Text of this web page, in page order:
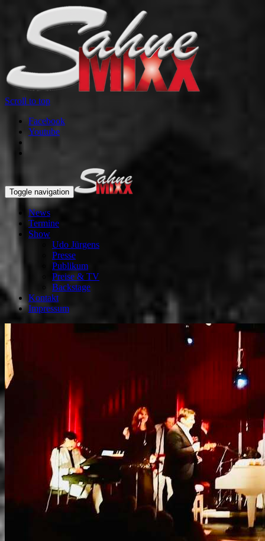
Scroll to top
Facebook
Youtube
Toggle navigation
News
Termine
Show
Udo Jürgens
Presse
Publikum
Preise & TV
Backstage
Kontakt
Impressum